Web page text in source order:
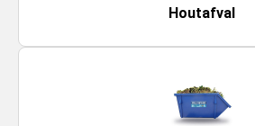
Houtafval